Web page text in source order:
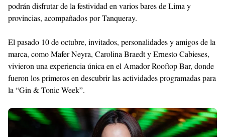
podrán disfrutar de la festividad en varios bares de Lima y
provincias, acompañados por Tanqueray.
El pasado 10 de octubre, invitados, personalidades y amigos de la
marca, como Mafer Neyra, Carolina Braedt y Ernesto Cabieses,
vivieron una experiencia única en el Amador Rooftop Bar, donde
fueron los primeros en descubrir las actividades programadas para
la “Gin & Tonic Week”.